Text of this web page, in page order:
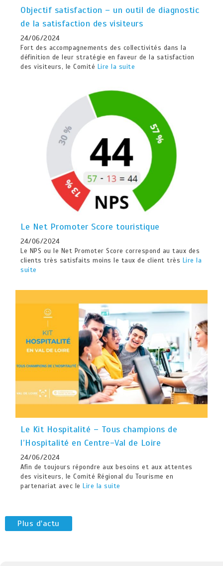
Objectif satisfaction – un outil de diagnostic
de la satisfaction des visiteurs
24/06/2024
Fort des accompagnements des collectivités dans la
définition de leur stratégie en faveur de la satisfaction
des visiteurs, le Comité Lire la suite
Le Net Promoter Score touristique
24/06/2024
Le NPS ou le Net Promoter Score correspond au taux des
clients très satisfaits moins le taux de client très Lire la
suite
Le Kit Hospitalité – Tous champions de
l’Hospitalité en Centre-Val de Loire
24/06/2024
Afin de toujours répondre aux besoins et aux attentes
des visiteurs, le Comité Régional du Tourisme en
partenariat avec leLire la suite
Plus d'actu